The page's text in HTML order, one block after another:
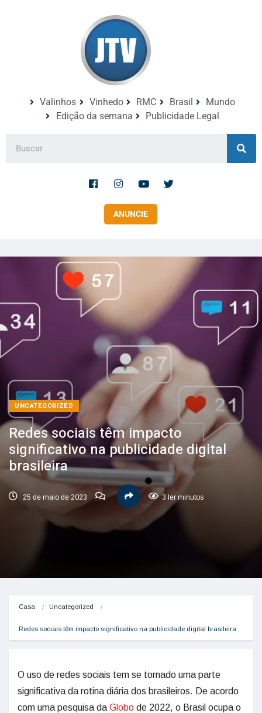
Valinhos Vinhedo RMC Brasil
Mundo
Edição da semana
Publicidade Legal
ANUNCIE
UNCATEGORIZED
Redes sociais têm impacto
significativo na publicidade digital
brasileira
25 de maio de 2023 3 ler minutos
Casa Uncategorized
Redes sociais têm impacto significativo na publicidade digital brasileira
O uso de redes sociais tem se tornado uma parte
significativa da rotina diária dos brasileiros. De acordo
com uma pesquisa da Globo de 2022, o Brasil ocupa o